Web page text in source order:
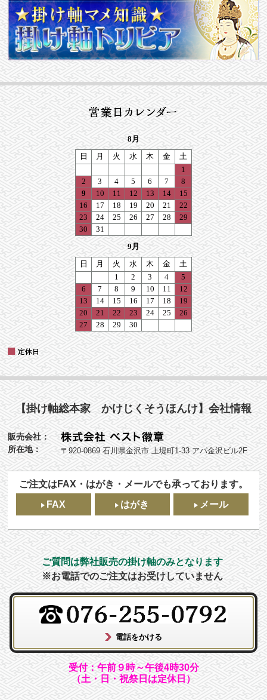
【掛け軸総本家 かけじくそうほんけ】会社情報
販売会社：
所在地：
〒920-0869 石川県金沢市 上堤町1-33 アパ金沢ビル2F
ご注文はFAX・はがき・メールでも承っております。
FAX
はがき メール
ご質問は弊社販売の掛け軸のみとなります
※お電話でのご注文はお受けしていません
受付：午前９時～午後4時30分
（土・日・祝祭日は定休日）